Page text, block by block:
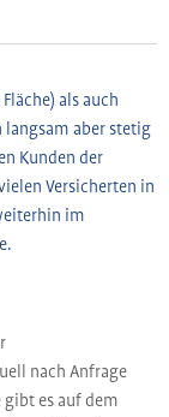
als auch
langsam aber stetig
Kunden der
Versicherten in
im
nach Anfrage
es auf dem